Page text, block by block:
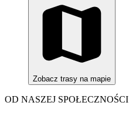
Zobacz trasy na mapie
OD NASZEJ SPOŁECZNOŚCI